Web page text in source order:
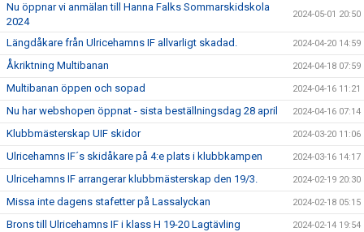
Nu öppnar vi anmälan till Hanna Falks Sommarskidskola
2024
2024-05-01 20:50
Längdåkare från Ulricehamns IF allvarligt skadad. 2024-04-20 14:59
Åkriktning Multibanan 2024-04-18 07:59
Multibanan öppen och sopad 2024-04-16 11:21
Nu har webshopen öppnat - sista beställningsdag 28 april 2024-04-16 07:14
Klubbmästerskap UIF skidor 2024-03-20 11:06
Ulricehamns IF´s skidåkare på 4:e plats i klubbkampen 2024-03-16 14:17
Ulricehamns IF arrangerar klubbmästerskap den 19/3. 2024-02-19 20:30
Missa inte dagens stafetter på Lassalyckan 2024-02-18 05:15
Brons till Ulricehamns IF i klass H 19-20 Lagtävling 2024-02-14 19:54